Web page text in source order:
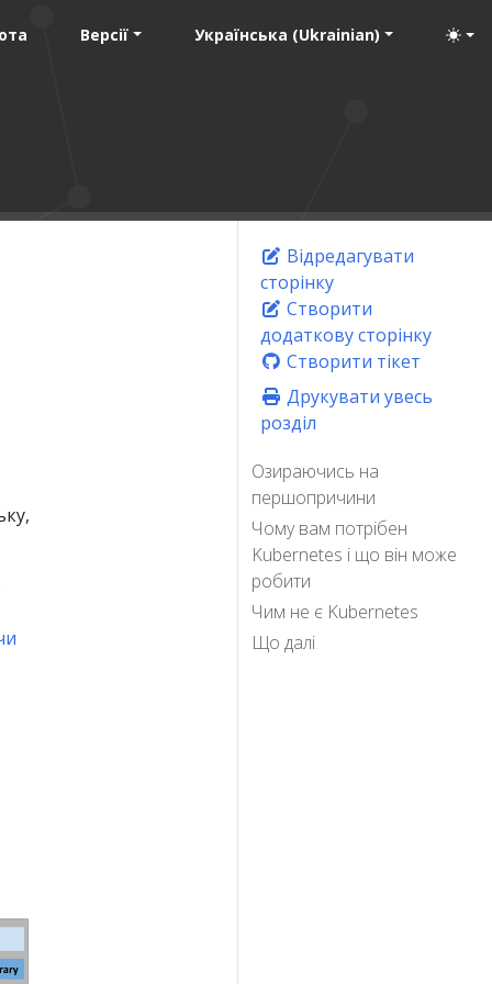
Версії Українська (Ukrainian)
Відредагувати
сторінку
Створити
додаткову сторінку
Створити тікет
Друкувати увесь
розділ
Озираючись на
першопричини
Чому вам потрібен
Kubernetes і що він може
робити
Чим не є Kubernetes
Що далі